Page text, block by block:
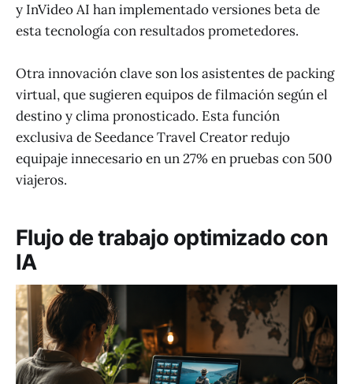
y InVideo AI han implementado versiones beta de
esta tecnología con resultados prometedores.
Otra innovación clave son los asistentes de packing
virtual, que sugieren equipos de filmación según el
destino y clima pronosticado. Esta función
exclusiva de Seedance Travel Creator redujo
equipaje innecesario en un 27% en pruebas con 500
viajeros.
Flujo de trabajo optimizado con
IA